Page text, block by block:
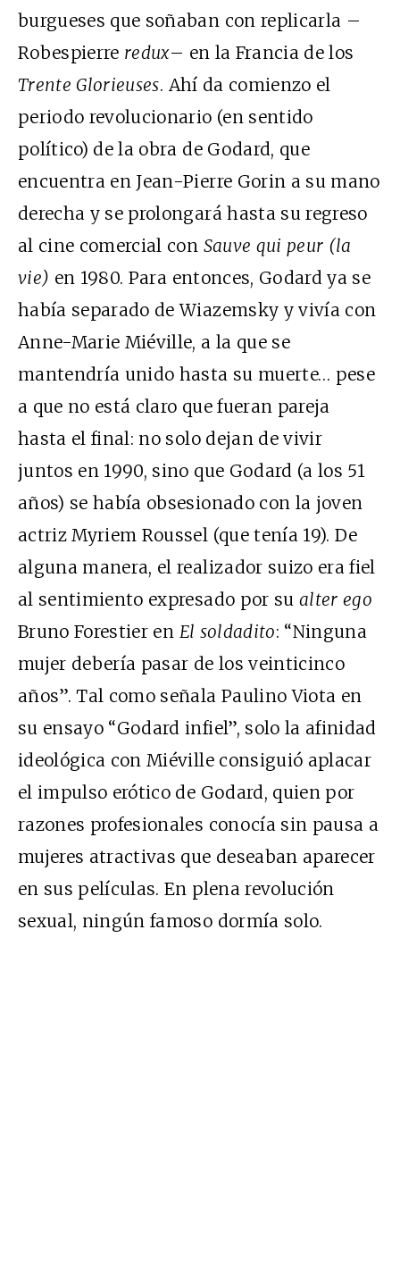
burgueses que soñaban con replicarla –
Robespierre redux– en la Francia de los
Trente Glorieuses. Ahí da comienzo el
periodo revolucionario (en sentido
político) de la obra de Godard, que
encuentra en Jean-Pierre Gorin a su mano
derecha y se prolongará hasta su regreso
al cine comercial con Sauve qui peur (la
vie) en 1980. Para entonces, Godard ya se
había separado de Wiazemsky y vivía con
Anne-Marie Miéville, a la que se
mantendría unido hasta su muerte… pese
a que no está claro que fueran pareja
hasta el final: no solo dejan de vivir
juntos en 1990, sino que Godard (a los 51
años) se había obsesionado con la joven
actriz Myriem Roussel (que tenía 19). De
alguna manera, el realizador suizo era fiel
al sentimiento expresado por su alter ego
Bruno Forestier en El soldadito: “Ninguna
mujer debería pasar de los veinticinco
años”. Tal como señala Paulino Viota en
su ensayo “Godard infiel”, solo la afinidad
ideológica con Miéville consiguió aplacar
el impulso erótico de Godard, quien por
razones profesionales conocía sin pausa a
mujeres atractivas que deseaban aparecer
en sus películas. En plena revolución
sexual, ningún famoso dormía solo.